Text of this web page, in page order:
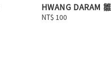
HWANG DARAM
Regular
NT$ 100